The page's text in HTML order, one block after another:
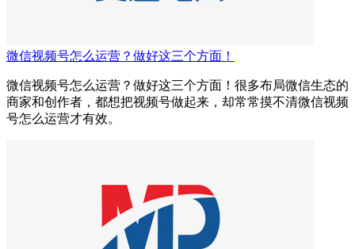
微信视频号怎么运营？做好这三个方面！
微信视频号怎么运营？做好这三个方面！很多布局微信生态的
商家和创作者，都想把视频号做起来，却常常摸不清微信视频
号怎么运营才有效。